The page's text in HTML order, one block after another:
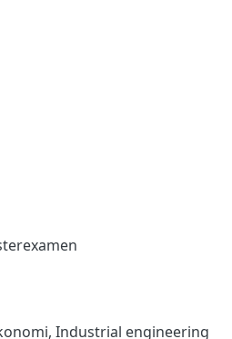
, Industrial engineering